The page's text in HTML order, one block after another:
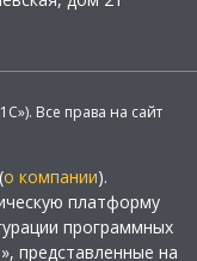
Все права на сайт
о компании).
платформу
программных
представленные на